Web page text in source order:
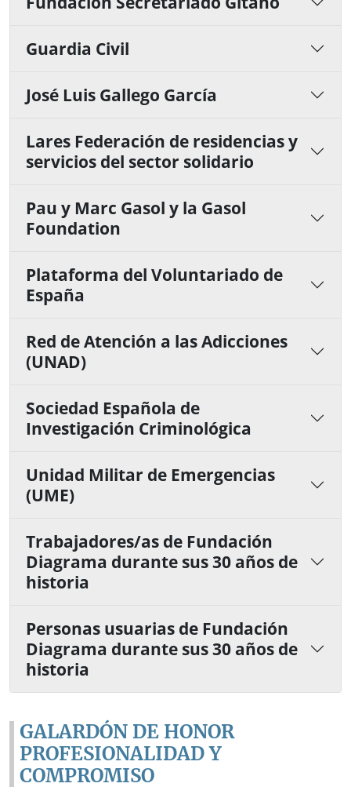
Guardia Civil
José Luis Gallego García
Lares Federación de residencias y
servicios del sector solidario
Pau y Marc Gasol y la Gasol
Foundation
Plataforma del Voluntariado de
España
Red de Atención a las Adicciones
(UNAD)
Sociedad Española de
Investigación Criminológica
Unidad Militar de Emergencias
(UME)
Trabajadores/as de Fundación
Diagrama durante sus 30 años de
historia
Personas usuarias de Fundación
Diagrama durante sus 30 años de
historia
GALARDÓN DE HONOR
PROFESIONALIDAD Y
COMPROMISO